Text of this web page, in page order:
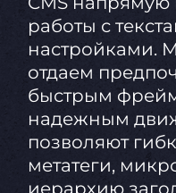
работы с
настройками.
отдаем
быстрым
надежным
позволяют
метатеги,
иерархию